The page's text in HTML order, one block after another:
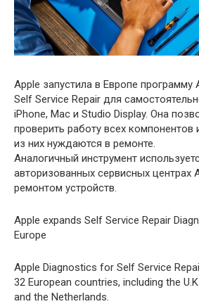
Apple запустила в Европе
Self Service Repair для
iPhone, Mac и Studio Display. Она
проверить работу всех компонентов
из них нуждаются в ремонте.
Аналогичный инструмент
авторизованных сервисных центрах
ремонтом устройств.
Apple expands Self Service Repair
Europe
Apple Diagnostics for Self Service
32 European countries, including the
and the Netherlands.